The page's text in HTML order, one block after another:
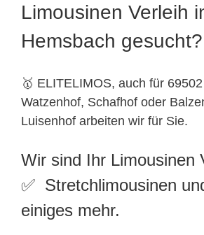
Limousinen Verleih
Hemsbach gesucht?
🥇 ELITELIMOS, auch für
Watzenhof, Schafhof oder
Luisenhof arbeiten wir für Sie.
Wir sind Ihr Limousinen
✅ Stretchlimousinen
einiges mehr.